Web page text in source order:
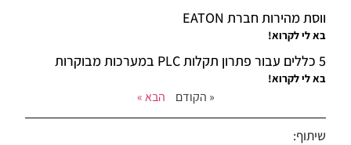
ווסת מהירות חברת EATON
בא לי לקרוא!
5 כללים עבור פתרון תקלות PLC במערכות מבוקרות
בא לי לקרוא!
« הקודם הבא »
שיתוף: